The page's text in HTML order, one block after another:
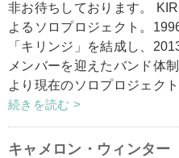
非お待ちしております。
よるソロプロジェクト。
「キリンジ」を結成し、
メンバーを迎えたバンド体
より現在のソロプロジェク
続きを読む >
キャメロン・ウィンター